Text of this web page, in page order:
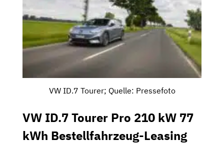
VW ID.7 Tourer; Quelle: Pressefoto
VW ID.7 Tourer Pro 210 kW 77
kWh Bestellfahrzeug-Leasing